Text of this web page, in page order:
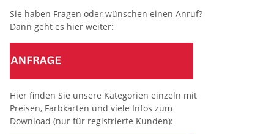
Sie haben Fragen oder wünschen einen Anruf?
Dann geht es hier weiter:
Hier finden Sie unsere Kategorien einzeln mit
Preisen, Farbkarten und viele Infos zum
Download (nur für registrierte Kunden):